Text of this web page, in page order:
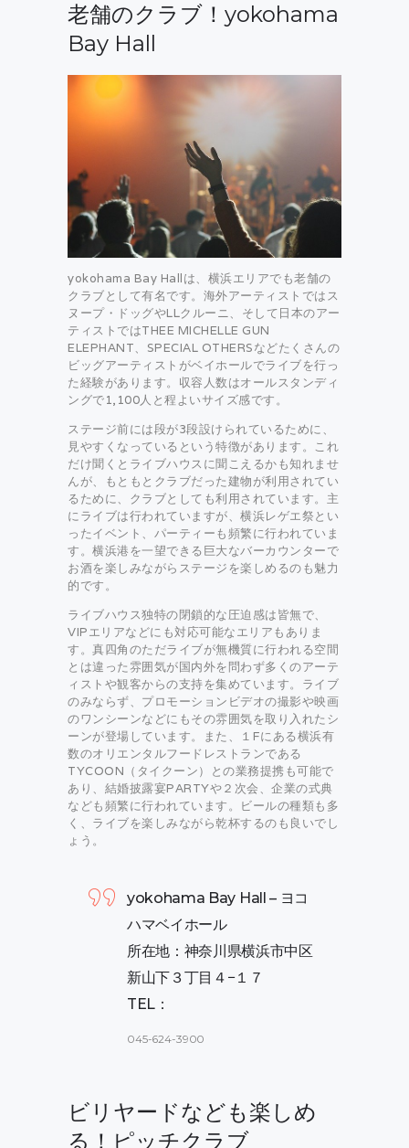
老舗のクラブ！yokohama
Bay Hall
yokohama Bay Hallは、横浜エリアでも老舗の
クラブとして有名です。海外アーティストではス
ヌープ・ドッグやLLクルーニ、そして日本のアー
ティストではTHEE MICHELLE GUN
ELEPHANT、SPECIAL OTHERSなどたくさんの
ビッグアーティストがベイホールでライブを行っ
た経験があります。収容人数はオールスタンディ
ングで1,100人と程よいサイズ感です。
ステージ前には段が3段設けられているために、
見やすくなっているという特徴があります。これ
だけ聞くとライブハウスに聞こえるかも知れませ
んが、もともとクラブだった建物が利用されてい
るために、クラブとしても利用されています。主
にライブは行われていますが、横浜レゲエ祭とい
ったイベント、パーティーも頻繁に行われていま
す。横浜港を一望できる巨大なバーカウンターで
お酒を楽しみながらステージを楽しめるのも魅力
的です。
ライブハウス独特の閉鎖的な圧迫感は皆無で、
VIPエリアなどにも対応可能なエリアもありま
す。真四角のただライブが無機質に行われる空間
とは違った雰囲気が国内外を問わず多くのアーテ
ィストや観客からの支持を集めています。ライブ
のみならず、プロモーションビデオの撮影や映画
のワンシーンなどにもその雰囲気を取り入れたシ
ーンが登場しています。また、１Fにある横浜有
数のオリエンタルフードレストランである
TYCOON（タイクーン）との業務提携も可能で
あり、結婚披露宴PARTYや２次会、企業の式典
なども頻繁に行われています。ビールの種類も多
く、ライブを楽しみながら乾杯するのも良いでし
ょう。
yokohama Bay Hall – ヨコ
ハマベイホール
所在地：神奈川県横浜市中区
新山下３丁目４−１７
TEL：
045-624-3900
ビリヤードなども楽しめ
る！ピッチクラブ